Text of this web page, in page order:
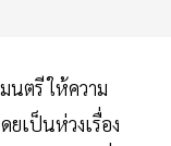
นตรี ให้ความ
เป็นห่วงเรื่อง